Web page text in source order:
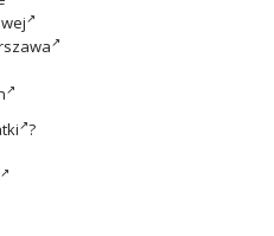
?